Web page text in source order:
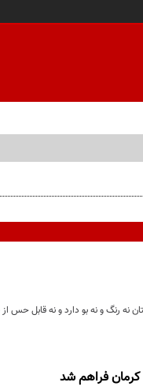
نه رنگ و نه بو دارد و نه قابل حس
فراهم شد